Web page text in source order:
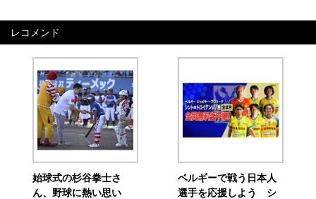
レコメンド
始球式の杉谷拳士さ
ん、野球に熱い思い
ベルギーで戦う日本人
選手を応援しよう シ